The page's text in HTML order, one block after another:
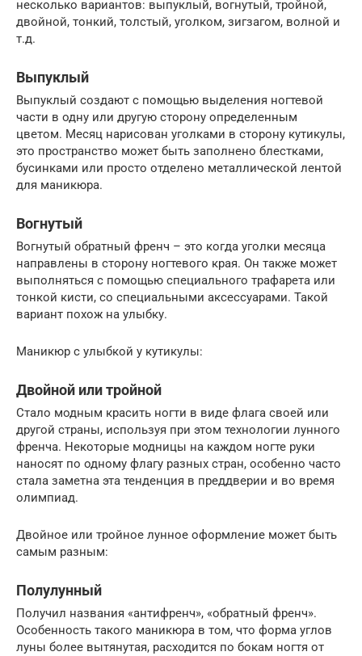
несколько вариантов: выпуклый, вогнутый, тройной,
двойной, тонкий, толстый, уголком, зигзагом, волной и
т.д.
Выпуклый
Выпуклый создают с помощью выделения ногтевой
части в одну или другую сторону определенным
цветом. Месяц нарисован уголками в сторону кутикулы,
это пространство может быть заполнено блестками,
бусинками или просто отделено металлической лентой
для маникюра.
Вогнутый
Вогнутый обратный френч – это когда уголки месяца
направлены в сторону ногтевого края. Он также может
выполняться с помощью специального трафарета или
тонкой кисти, со специальными аксессуарами. Такой
вариант похож на улыбку.
Маникюр с улыбкой у кутикулы:
Двойной или тройной
Стало модным красить ногти в виде флага своей или
другой страны, используя при этом технологии лунного
френча. Некоторые модницы на каждом ногте руки
наносят по одному флагу разных стран, особенно часто
стала заметна эта тенденция в преддверии и во время
олимпиад.
Двойное или тройное лунное оформление может быть
самым разным:
Полулунный
Получил названия «антифренч», «обратный френч».
Особенность такого маникюра в том, что форма углов
луны более вытянутая, расходится по бокам ногтя от